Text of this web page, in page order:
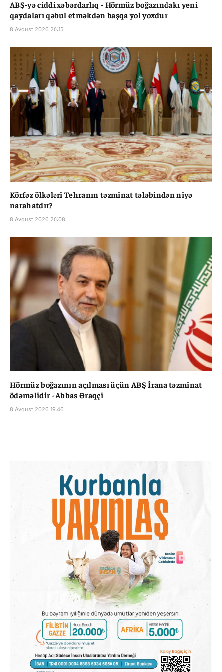
ABŞ-yə ciddi xəbərdarlıq - Hörmüz boğazındakı yeni
qaydaları qəbul etməkdən başqa yol yoxdur
8 Avqust 2026 20:15
Körfəz ölkələri Tehranın təzminat tələbindən niyə
narahatdır?
8 Avqust 2026 20:08
Hörmüz boğazının açılması üçün ABŞ İrana təzminat
ödəməlidir - Abbas Əraqçi
8 Avqust 2026 19:46